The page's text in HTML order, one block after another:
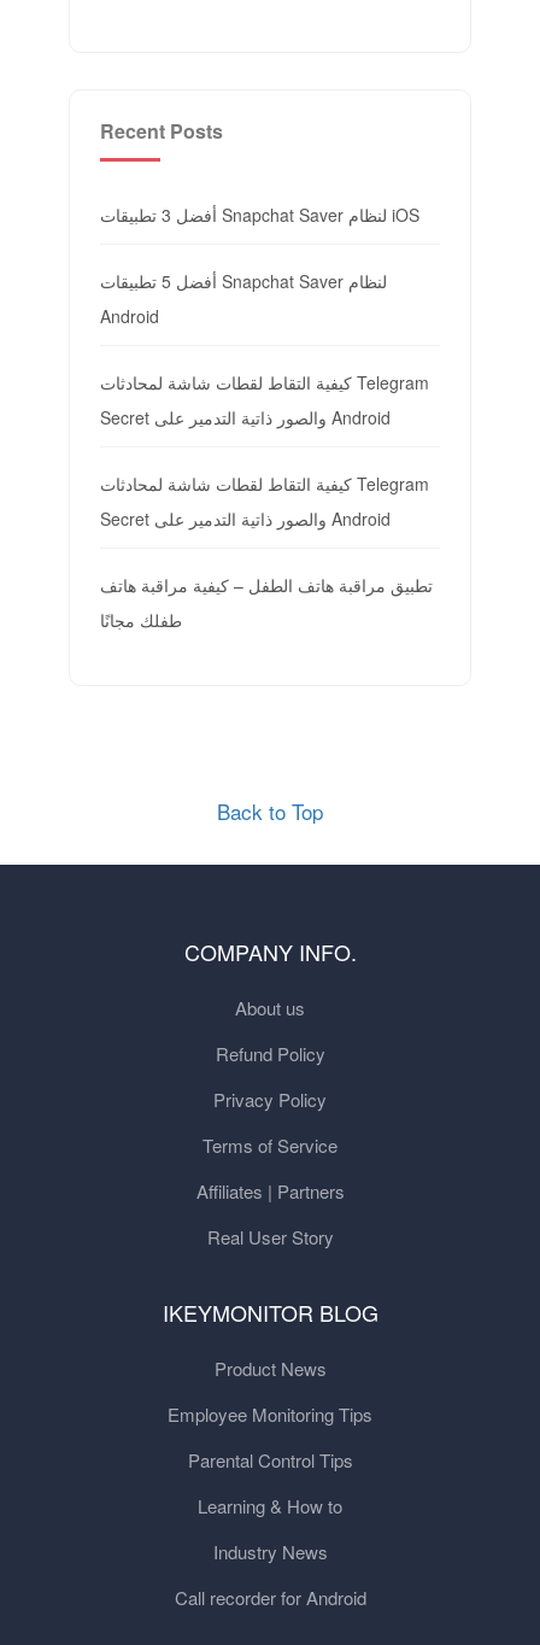
Recent Posts
أفضل 3 تطبيقات Snapchat Saver لنظام iOS
أفضل 5 تطبيقات Snapchat Saver لنظام
Android
كيفية التقاط لقطات شاشة لمحادثات Telegram
Secret والصور ذاتية التدمير على Android
كيفية التقاط لقطات شاشة لمحادثات Telegram
Secret والصور ذاتية التدمير على Android
تطبيق مراقبة هاتف الطفل – كيفية مراقبة هاتف
طفلك مجانًا
Back to Top
COMPANY INFO.
About us
Refund Policy
Privacy Policy
Terms of Service
Affiliates | Partners
Real User Story
IKEYMONITOR BLOG
Product News
Employee Monitoring Tips
Parental Control Tips
Learning & How to
Industry News
Call recorder for Android